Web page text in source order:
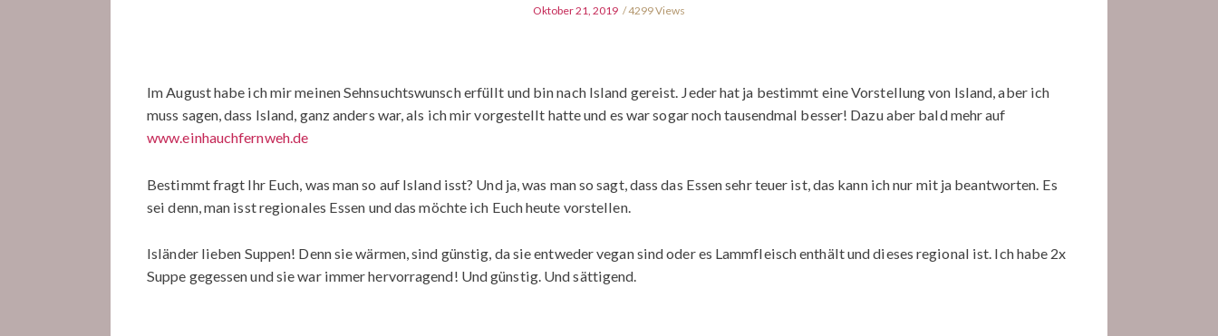
Oktober 21, 2019 4299 Views
Im August habe ich mir meinen Sehnsuchtswunsch erfüllt und bin nach Island gereist. Jeder hat ja bestimmt eine Vorstellung von Island, aber ich
muss sagen, dass Island, ganz anders war, als ich mir vorgestellt hatte und es war sogar noch tausendmal besser! Dazu aber bald mehr auf
www.einhauchfernweh.de
Bestimmt fragt Ihr Euch, was man so auf Island isst? Und ja, was man so sagt, dass das Essen sehr teuer ist, das kann ich nur mit ja beantworten. Es
sei denn, man isst regionales Essen und das möchte ich Euch heute vorstellen.
Isländer lieben Suppen! Denn sie wärmen, sind günstig, da sie entweder vegan sind oder es Lammfleisch enthält und dieses regional ist. Ich habe 2x
Suppe gegessen und sie war immer hervorragend! Und günstig. Und sättigend.